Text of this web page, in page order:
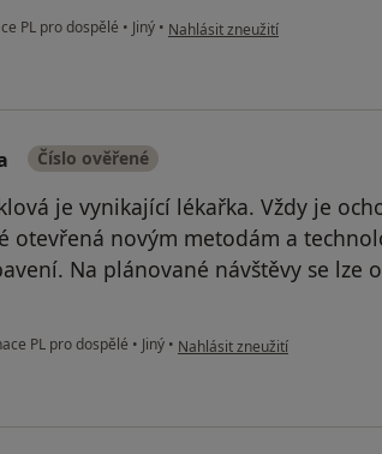
PL pro dospělé • Jiný • podle názoru uživatele P.K.
Nahlásit zneužití
Číslo ověřené
je vynikající lékařka. Vždy je
otevřená novým metodám a
Na plánované návštěvy se lze
PL pro dospělé • Jiný • podle názoru uživatele Vojtěch
Nahlásit zneužití